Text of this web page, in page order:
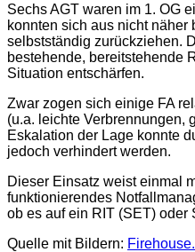
Sechs AGT waren im 1. OG
konnten sich aus nicht näher
selbstständig zurückziehen.
bestehende, bereitstehende
Situation entschärfen.
Zwar zogen sich einige FA
(u.a. leichte Verbrennungen,
Eskalation der Lage konnte
jedoch verhindert werden.
Dieser Einsatz weist einmal
funktionierendes
ob es auf ein RIT (SET) oder
Quelle mit Bildern: